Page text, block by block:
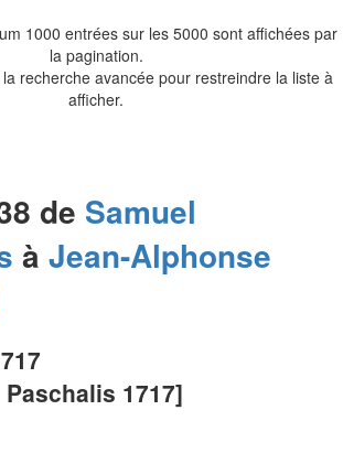
1000 entrées sur les 5000 sont affichées par
la pagination.
recherche avancée pour restreindre la liste à
afficher.
de Samuel
à Jean-Alphonse
1717]